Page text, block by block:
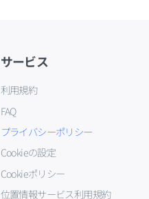
サービス
利用規約
FAQ
プライバシーポリシー
Cookieの設定
Cookieポリシー
位置情報サービス利用規約